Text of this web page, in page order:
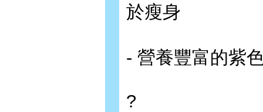
於瘦身
- 營養豐富的紫
?